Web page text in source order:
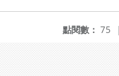
點閱數： 75 |